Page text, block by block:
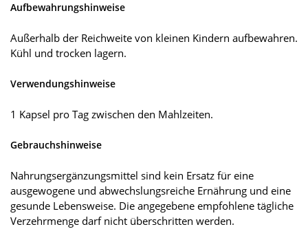
Aufbewahrungshinweise
Außerhalb der Reichweite von kleinen Kindern aufbewahren.
Kühl und trocken lagern.
Verwendungshinweise
1 Kapsel pro Tag zwischen den Mahlzeiten.
Gebrauchshinweise
Nahrungsergänzungsmittel sind kein Ersatz für eine
ausgewogene und abwechslungsreiche Ernährung und eine
gesunde Lebensweise. Die angegebene empfohlene tägliche
Verzehrmenge darf nicht überschritten werden.